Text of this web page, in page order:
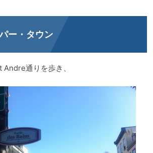
ー・タウン
通りを歩き、